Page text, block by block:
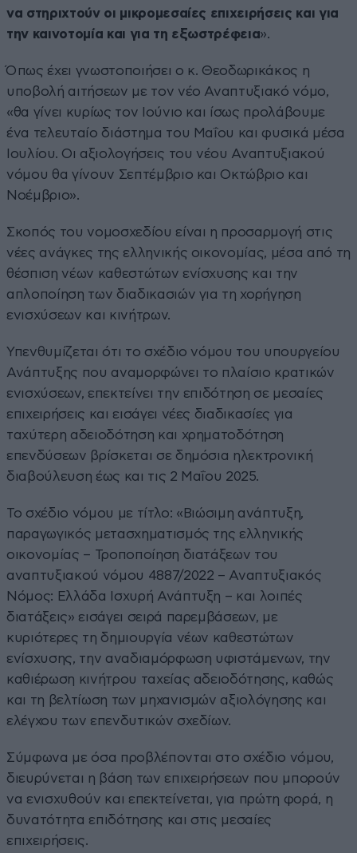
να στηριχτούν οι μικρομεσαίες επιχειρήσεις και για
την καινοτομία και για τη εξωστρέφεια».
Όπως έχει γνωστοποιήσει ο κ. Θεοδωρικάκος η
υποβολή αιτήσεων με τον νέο Αναπτυξιακό νόμο,
«θα γίνει κυρίως τον Ιούνιο και ίσως προλάβουμε
ένα τελευταίο διάστημα του Μαΐου και φυσικά μέσα
Ιουλίου. Οι αξιολογήσεις του νέου Αναπτυξιακού
νόμου θα γίνουν Σεπτέμβριο και Οκτώβριο και
Νοέμβριο».
Σκοπός του νομοσχεδίου είναι η προσαρμογή στις
νέες ανάγκες της ελληνικής οικονομίας, μέσα από τη
θέσπιση νέων καθεστώτων ενίσχυσης και την
απλοποίηση των διαδικασιών για τη χορήγηση
ενισχύσεων και κινήτρων.
Υπενθυμίζεται ότι το σχέδιο νόμου του υπουργείου
Ανάπτυξης που αναμορφώνει το πλαίσιο κρατικών
ενισχύσεων, επεκτείνει την επιδότηση σε μεσαίες
επιχειρήσεις και εισάγει νέες διαδικασίες για
ταχύτερη αδειοδότηση και χρηματοδότηση
επενδύσεων βρίσκεται σε δημόσια ηλεκτρονική
διαβούλευση έως και τις 2 Μαΐου 2025.
Το σχέδιο νόμου με τίτλο: «Βιώσιμη ανάπτυξη,
παραγωγικός μετασχηματισμός της ελληνικής
οικονομίας – Τροποποίηση διατάξεων του
αναπτυξιακού νόμου 4887/2022 – Αναπτυξιακός
Νόμος: Ελλάδα Ισχυρή Ανάπτυξη – και λοιπές
διατάξεις» εισάγει σειρά παρεμβάσεων, με
κυριότερες τη δημιουργία νέων καθεστώτων
ενίσχυσης, την αναδιαμόρφωση υφιστάμενων, την
καθιέρωση κινήτρου ταχείας αδειοδότησης, καθώς
και τη βελτίωση των μηχανισμών αξιολόγησης και
ελέγχου των επενδυτικών σχεδίων.
Σύμφωνα με όσα προβλέπονται στο σχέδιο νόμου,
διευρύνεται η βάση των επιχειρήσεων που μπορούν
να ενισχυθούν και επεκτείνεται, για πρώτη φορά, η
δυνατότητα επιδότησης και στις μεσαίες
επιχειρήσεις.